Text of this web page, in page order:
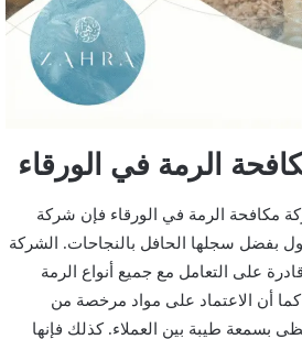
الرمة في الورقاء
مكافحة الرمة في الورقاء فإن شركة
بفضل سجلها الحافل بالنجاحات. الشركة
على التعامل مع جميع أنواع الرمة
كما أن الاعتماد على مواد مرخصة من
بسمعة طيبة بين العملاء. كذلك فإنها